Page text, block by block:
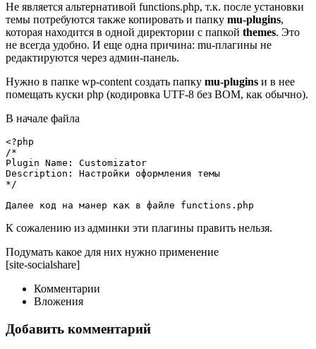
Не является альтернативой funсtions.php, т.к. после установки
темы потребуются также копировать и папку mu-plugins,
которая находится в одной директории с папкой themes. Это
не всегда удобно. И еще одна причина: mu-плагины не
редактируются через админ-панель.
Нужно в папке wp-content создать папку mu-plugins и в нее
помещать куски php (кодировка UTF-8 без BOM, как обычно).
В начале файла
<?php
/*
Plugin Name: Customizator
Description: Настройки оформления темы
*/
К сожалению из админки эти плагины править нельзя.
Подумать какое для них нужно применение
[site-socialshare]
Комментарии
Вложения
Добавить комментарий